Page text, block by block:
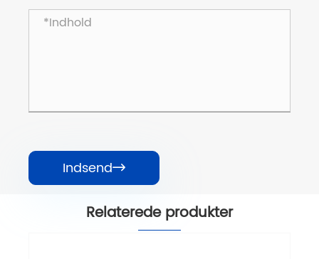
Indsend
Relaterede produkter